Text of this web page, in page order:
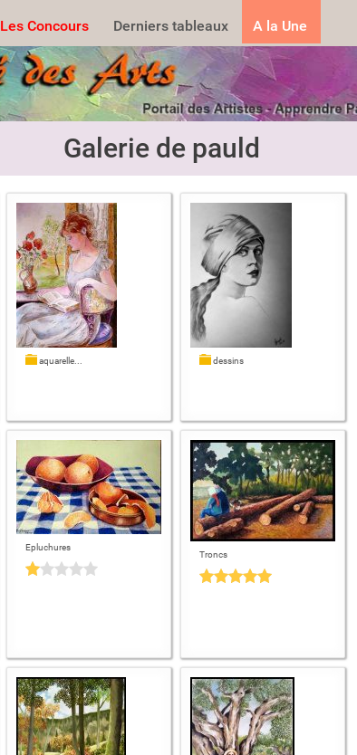
Les Concours Derniers tableaux A la Une
Galerie de pauld
aquarelle... dessins
Epluchures
Troncs